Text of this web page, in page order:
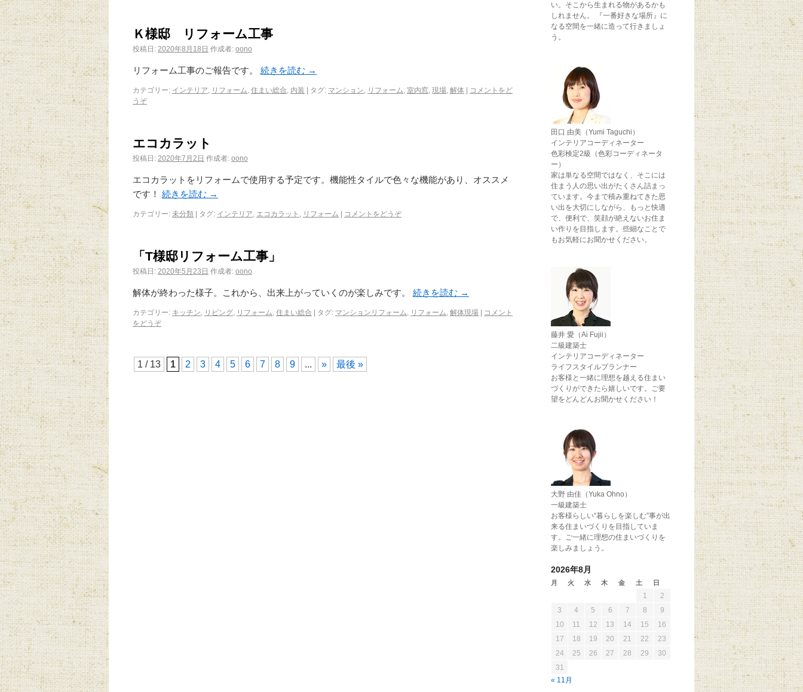
Ｋ様邸 リフォーム工事
投稿日: 2020年8月18日 作成者: oono
リフォーム工事のご報告です。 続きを読む →
カテゴリー: インテリア, リフォーム, 住まい総合, 内装 タグ: マンション, リフォーム, 室内窓, 現場, 解体
コメントをど
うぞ
エコカラット
投稿日: 2020年7月2日 作成者: oono
エコカラットをリフォームで使用する予定です。機能性タイルで色々な機能があり、オススメ
です！ 続きを読む →
カテゴリー: 未分類 タグ: インテリア, エコカラット , リフォーム コメントをどうぞ
「T様邸リフォーム工事」
投稿日: 2020年5月23日 作成者: oono
解体が終わった様子。これから、出来上がっていくのが楽しみです。 続きを読む →
カテゴリー: キッチン, リビング, リフォーム, 住まい総合 タグ: マンションリフォーム, リフォーム, 解体現場
コメント
をどうぞ
1 / 13 1 2 3 4 5 6 7 8 9 ... » 最後 »
い。そこから生まれる物があるかも
しれません。 『一番好きな場所』に
なる空間を一緒に造って行きましょ
う。
田口 由美（Yumi Taguchi）
インテリアコーディネーター
色彩検定2級（色彩コーディネータ
ー）
家は単なる空間ではなく、そこには
住まう人の思い出がたくさん詰まっ
ています。今まで積み重ねてきた思
い出を大切にしながら、もっと快適
で、便利で、笑顔が絶えないお住ま
い作りを目指します。些細なことで
もお気軽にお聞かせください。
藤井 愛（Ai Fujii）
二級建築士
インテリアコーディネーター
ライフスタイルプランナー
お客様と一緒に理想を越える住まい
づくりができたら嬉しいです。ご要
望をどんどんお聞かせください！
大野 由佳（Yuka Ohno）
一級建築士
お客様らしい“暮らしを楽しむ”事が出
来る住まいづくりを目指していま
す。ご一緒に理想の住まいづくりを
楽しみましょう。
2026年8月
月 火 水 木 金 土 日
« 11月
1
2
3
4 5 6 7 8
9
10
11 12 13 14 15
16
17
18 19 20 21 22
23
24
25 26 27 28 29
30
31